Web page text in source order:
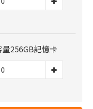
量256GB記憶卡